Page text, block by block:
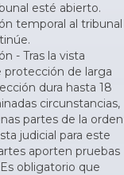
esté abierto.
temporal al tribunal
- Tras la vista
protección de larga
dura hasta 18
circunstancias,
partes de la orden
judicial para este
aporten pruebas
obligatorio que